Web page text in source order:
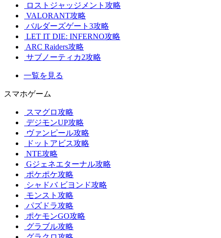
ロストジャッジメント攻略
VALORANT攻略
バルダーズゲート3攻略
LET IT DIE: INFERNO攻略
ARC Raiders攻略
サブノーティカ2攻略
一覧を見る
スマホゲーム
スマグロ攻略
デジモンUP攻略
ヴァンピール攻略
ドットアビス攻略
NTE攻略
Gジェネエターナル攻略
ポケポケ攻略
シャドバ ビヨンド攻略
モンスト攻略
パズドラ攻略
ポケモンGO攻略
グラブル攻略